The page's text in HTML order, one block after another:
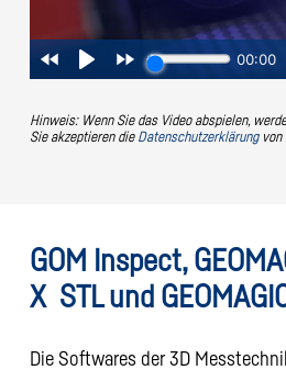
Hinweis: Wenn Sie das Video abspielen,
Sie akzeptieren die Datenschutzerklärungvon
GOM Inspect,
X STL und
Die Softwares der 3D